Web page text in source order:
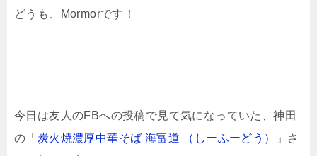
どうも、Mormorです！
今日は友人のFBへの投稿で見て気になっていた、神田
の「 炭火焼濃厚中華そば 海富道 （しーふーどう）
」さ